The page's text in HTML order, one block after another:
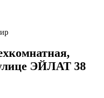
ЭЙЛАТ 38